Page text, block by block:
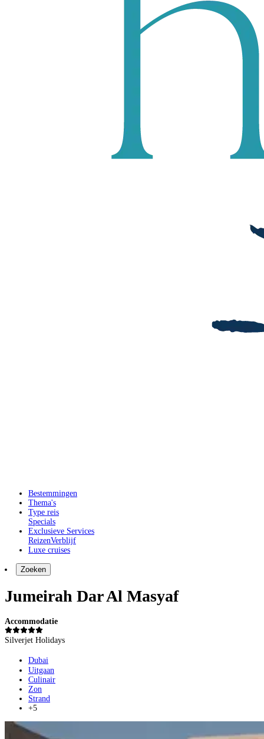
Bestemmingen
Thema's
Type reis
Specials
Exclusieve Services
ReizenVerblijf
Luxe cruises
Zoeken
Jumeirah Dar Al Masyaf
Accommodatie
Silverjet Holidays
Dubai
Uitgaan
Culinair
Zon
Strand
+5